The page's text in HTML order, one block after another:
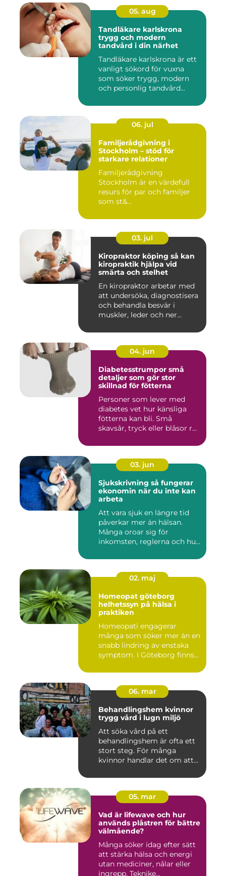
05. aug
Tandläkare karlskrona
trygg och modern
tandvård i din närhet
Tandläkare karlskrona är ett
vanligt sökord för vuxna
som söker trygg, modern
och personlig tandvård...
06. jul
Familjerådgivning i
Stockholm – stöd för
starkare relationer
Familjerådgivning
Stockholm är en värdefull
resurs för par och familjer
som st&...
03. jul
Kiropraktor köping så kan
kiropraktik hjälpa vid
smärta och stelhet
En kiropraktor arbetar med
att undersöka, diagnostisera
och behandla besvär i
muskler, leder och ner...
04. jun
Diabetesstrumpor små
detaljer som gör stor
skillnad för fötterna
Personer som lever med
diabetes vet hur känsliga
fötterna kan bli. Små
skavsår, tryck eller blåsor r...
03. jun
Sjukskrivning så fungerar
ekonomin när du inte kan
arbeta
Att vara sjuk en längre tid
påverkar mer än hälsan.
Många oroar sig för
inkomsten, reglerna och hur
02. maj
Homeopat göteborg
helhetssyn på hälsa i
praktiken
Homeopati engagerar
många som söker mer än en
snabb lindring av enstaka
symptom. I Göteborg finns
06. mar
Behandlingshem kvinnor
trygg vård i lugn miljö
Att söka vård på ett
behandlingshem är ofta ett
stort steg. För många
kvinnor handlar det om att
05. mar
Vad är lifewave och hur
används plåstren för bättre
välmående?
Många söker idag efter sätt
att stärka hälsa och energi
utan mediciner, nålar eller
ingrepp. Teknike...